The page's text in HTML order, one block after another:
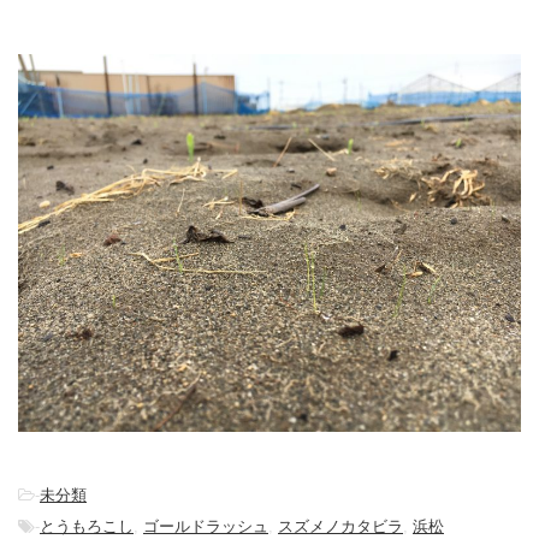
-未分類
-とうもろこし ゴールドラッシュ スズメノカタビラ 浜松